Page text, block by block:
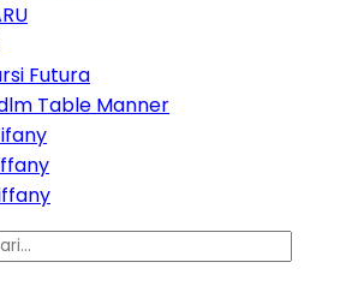
Futura
Table Manner